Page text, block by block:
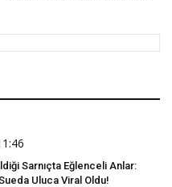
Sarnıçta Eğlenceli Anlar:
Uluca Viral Oldu!